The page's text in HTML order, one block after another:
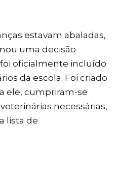
estavam abaladas,
uma decisão
oficialmente incluído
da escola. Foi criado
ele, cumpriram-se
necessárias,
lista de